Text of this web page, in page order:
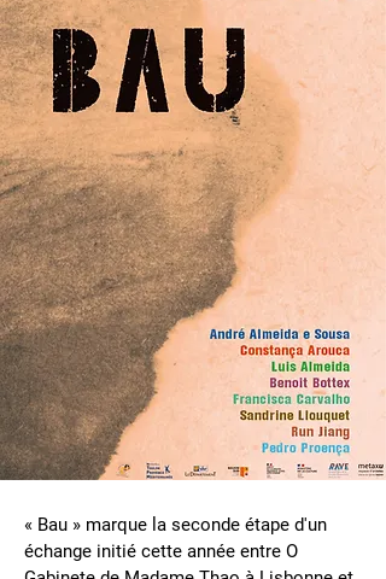
« Bau » marque la seconde étape d'un
échange initié cette année entre O